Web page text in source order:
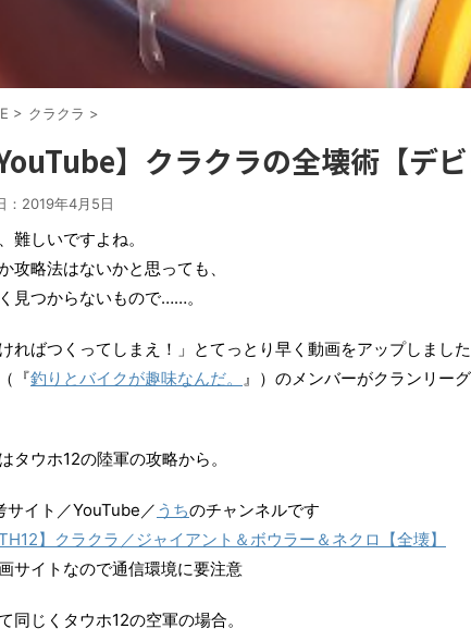
> クラクラ >
YouTube】クラクラの全壊術【デビ
： 2019年4月5日
難しいですよね。
攻略法はないかと思っても、
見つからないもので……。
ければつくってしまえ！」とてっとり早く動画をアップしました
（『釣りとバイクが趣味なんだ。
』）のメンバーがクランリー
タウホ12の陸軍の攻略から。
サイト／YouTube／ うちのチャンネルです
TH12】クラクラ／ジャイアント＆ボウラー＆ネクロ【全壊】
サイトなので通信環境に要注意
同じくタウホ12の空軍の場合。